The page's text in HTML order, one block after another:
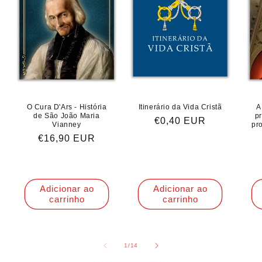
O Cura D'Ars - História
de São João Maria
Vianney
Preço
€16,90 EUR
Adicionar ao
carrinho
Itinerário da Vida Cristã
Preço
€0,40 EUR
Adicionar ao
carrinho
1/de
14